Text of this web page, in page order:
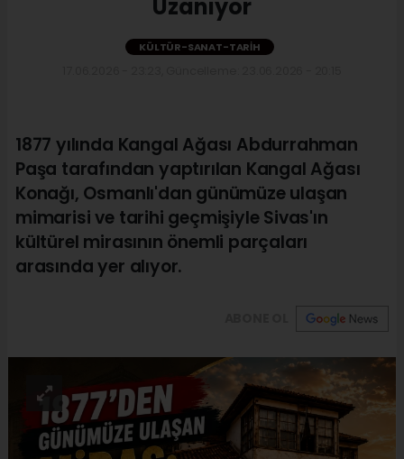
Uzanıyor
KÜLTÜR-SANAT-TARIH
1877 yılında Kangal Ağası Abdurrahman
Paşa tarafından yaptırılan Kangal Ağası
Konağı, Osmanlı'dan günümüze ulaşan
mimarisi ve tarihi geçmişiyle Sivas'ın
kültürel mirasının önemli parçaları
arasında yer alıyor.